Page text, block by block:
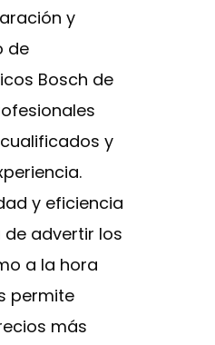
y
de
Bosch de
y
y eficiencia
advertir los
a la hora
permite
más